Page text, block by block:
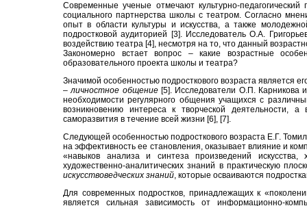
Современные ученые отмечают культурно-
социального партнерства школы с театром. Согласно
опыт в области культуры и искусства, а также
подростковой аудиторией [3]. Исследователь О.А.
воздействию театра [4], несмотря на то, что данный
Закономерно встает вопрос – какие возрастные
образовательного проекта школы и театра?
Значимой особенностью подросткового возраста является
–личностное общение[5]. Исследователи О.П. Карникова и
необходимости регулярного общения учащихся с
возникновению интереса к творческой деятельности,
саморазвития в течение всей жизни [6], [7].
Следующей особенностью подросткового возраста Е.Г.
на эффективность ее становления, оказывает влияние и
«навыков анализа и синтеза произведений искусства,
художественно-аналитических знаний в практическую
искусствоведческих знаний, которые осваиваются
Для современных подростков, принадлежащих к
является сильная зависимость от информационно-